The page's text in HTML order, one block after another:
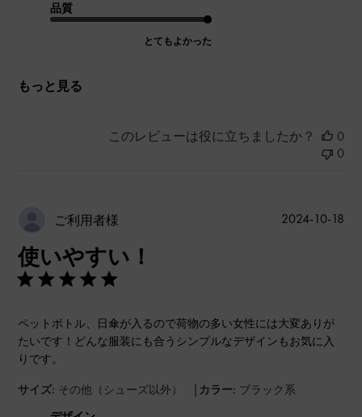
品質
とてもよかった
もっと見る
このレビューは役に立ちましたか？
0
0
ご利用者様
使いやすい！
ペットボトル、日傘が入るので荷物の多い女性には大変ありが
たいです！どんな服装にも合うシンプルなデザインもお気に入
りです。
サイズ: その他（シューズ以外） | カラー: ブラック系
公
2024-10-18